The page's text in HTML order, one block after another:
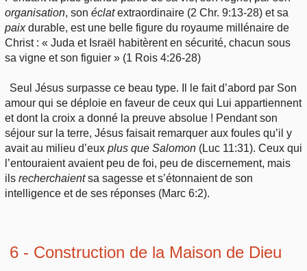
organisation, son éclatextraordinaire (2 Chr. 9:13-28) et sa
paixdurable, est une belle figure du royaume millénaire de
Christ : « Juda et Israël habitèrent en sécurité, chacun sous
sa vigne et son figuier » (1 Rois 4:26-28)
Seul Jésus surpasse ce beau type. Il le fait d’abord par Son
amour qui se déploie en faveur de ceux qui Lui appartiennent
et dont la croix a donné la preuve absolue ! Pendant son
séjour sur la terre, Jésus faisait remarquer aux foules qu’il y
avait au milieu d’eux plus que Salomon (Luc 11:31). Ceux qui
l’entouraient avaient peu de foi, peu de discernement, mais
ils recherchaientsa sagesse et s’étonnaient de son
intelligence et de ses réponses (Marc 6:2).
6 - Construction de la Maison de Dieu